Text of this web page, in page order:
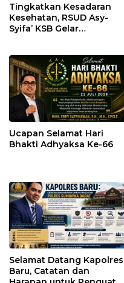
Tingkatkan Kesadaran
Kesehatan, RSUD Asy-
Syifa’ KSB Gelar
Ucapan Selamat Hari
Bhakti Adhyaksa Ke-66
Selamat Datang Kapolres
Baru, Catatan dan